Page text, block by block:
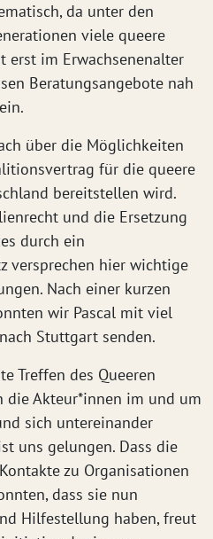
da unter den
viele queere
erst im Erwachsenenalter
Beratungsangebote nah
über die Möglichkeiten
für die queere
bereitstellen wird.
und die Ersetzung
durch ein
versprechen hier wichtige
Nach einer kurzen
wir Pascal mit viel
Stuttgart senden.
Treffen des Queeren
die Akteur*innen im und um
sich untereinander
uns gelungen. Dass die
zu Organisationen
dass sie nun
Hilfestellung haben, freut